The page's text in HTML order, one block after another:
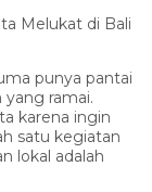
Melukat di Bali
punya pantai
ramai.
karena ingin
satu kegiatan
lokal adalah